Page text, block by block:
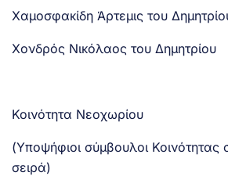
Χαμοσφακίδη Άρτεμις του
Χονδρός Νικόλαος του Δημητρίου
Κοινότητα Νεοχωρίου
(Υποψήφιοι σύμβουλοι Κοινότητας
σειρά)